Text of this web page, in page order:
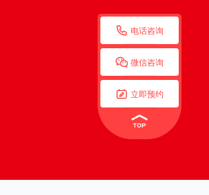
 电话咨询
 微信咨询
 立即预约